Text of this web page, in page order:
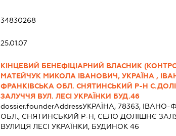
34830268
25.01.07
КІНЦЕВИЙ БЕНЕФІЦІАРНИЙ ВЛАСНИК
МАТЕЙЧУК МИКОЛА ІВАНОВИЧ, УКРАЇНА ,
ФРАНКІВСЬКА ОБЛ. СНЯТИНСЬКИЙ Р-Н
ЗАЛУЧЧЯ ВУЛ. ЛЕСІ УКРАЇНКИ БУД.46
dossier.founderAddressУКРАЇНА, 78363, ІВАНО-
ОБЛ., СНЯТИНСЬКИЙ Р-Н, СЕЛО ДОЛІШНЄ
ВУЛИЦЯ ЛЕСІ УКРАЇНКИ, БУДИНОК 46